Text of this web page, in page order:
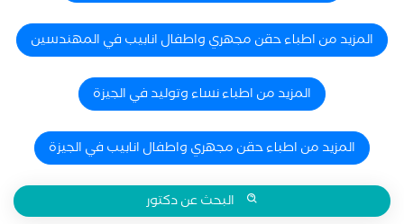
المزيد من اطباء حقن مجهري واطفال انابيب في المهندسين
المزيد من اطباء نساء وتوليد في الجيزة
المزيد من اطباء حقن مجهري واطفال انابيب في الجيزة
البحث عن دكتور